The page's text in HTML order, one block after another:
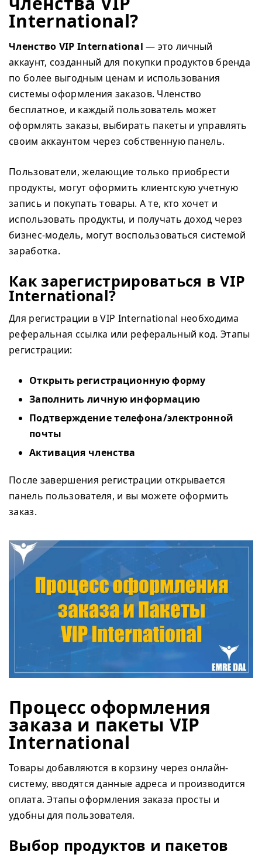
International?
Членство VIP International — это личный
аккаунт, созданный для покупки продуктов бренда
по более выгодным ценам и использования
системы оформления заказов. Членство
бесплатное, и каждый пользователь может
оформлять заказы, выбирать пакеты и управлять
своим аккаунтом через собственную панель.
Пользователи, желающие только приобрести
продукты, могут оформить клиентскую учетную
запись и покупать товары. А те, кто хочет и
использовать продукты, и получать доход через
бизнес-модель, могут воспользоваться системой
заработка.
Как зарегистрироваться в VIP
International?
Для регистрации в VIP International необходима
реферальная ссылка или реферальный код. Этапы
регистрации:
Открыть регистрационную форму
Заполнить личную информацию
Подтверждение телефона/электронной
почты
Активация членства
После завершения регистрации открывается
панель пользователя, и вы можете оформить
заказ.
Процесс оформления
заказа и пакеты VIP
International
Товары добавляются в корзину через онлайн-
систему, вводятся данные адреса и производится
оплата. Этапы оформления заказа просты и
удобны для пользователя.
Выбор продуктов и пакетов